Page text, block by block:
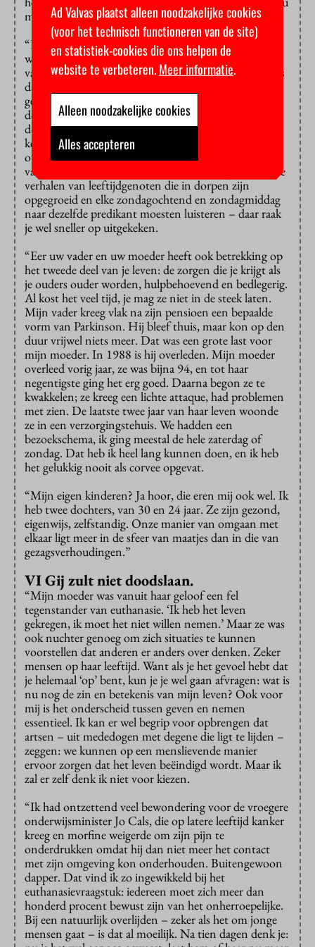
moeten doen.
“Elke zondag maakten mijn broer en ik een lange
wandeling met onze vader, steevast eindigend in een
van de Amsterdamse kerken. Wat het geloof betreft, is
dat misschien wel mijn redding geweest. We werden
geconfronteerd met de echte kanseltijgers van toen:
dominee Overduin die in Dachau had gezeten,
dominee Van Andel, professor Ridderbos, allemaal
keien van predikanten. Bovendien waren er
overwegend prima organisten, en zo’n hele dag met je
vader was alleen al een feest. Als ik dat vergelijk met de
verhalen van leeftijdgenoten die in dorpen zijn
opgegroeid en elke zondagochtend en zondagmiddag
naar dezelfde predikant moesten luisteren – daar raak
je wel sneller op uitgekeken.
“Eer uw vader en uw moeder heeft ook betrekking op
het tweede deel van je leven: de zorgen die je krijgt als
je ouders ouder worden, hulpbehoevend en bedlegerig.
Al kost het veel tijd, je mag ze niet in de steek laten.
Mijn vader kreeg vlak na zijn pensioen een bepaalde
vorm van Parkinson. Hij bleef thuis, maar kon op den
duur vrijwel niets meer. Dat was een grote last voor
mijn moeder. In 1988 is hij overleden. Mijn moeder
overleed vorig jaar, ze was bijna 94, en tot haar
negentigste ging het erg goed. Daarna begon ze te
kwakkelen; ze kreeg een lichte attaque, had problemen
met zien. De laatste twee jaar van haar leven woonde
ze in een verzorgingstehuis. We hadden een
bezoekschema, ik ging meestal de hele zaterdag of
zondag. Dat heb ik heel lang kunnen doen, en ik heb
het gelukkig nooit als corvee opgevat.
“Mijn eigen kinderen? Ja hoor, die eren mij ook wel. Ik
heb twee dochters, van 30 en 24 jaar. Ze zijn gezond,
eigenwijs, zelfstandig. Onze manier van omgaan met
elkaar ligt meer in de sfeer van maatjes dan in die van
gezagsverhoudingen.”
VI Gij zult niet doodslaan.
“Mijn moeder was vanuit haar geloof een fel
tegenstander van euthanasie. ‘Ik heb het leven
gekregen, ik moet het niet willen nemen.’ Maar ze was
ook nuchter genoeg om zich situaties te kunnen
voorstellen dat anderen er anders over denken. Zeker
mensen op haar leeftijd. Want als je het gevoel hebt dat
je helemaal ‘op’ bent, kun je je wel gaan afvragen: wat is
nu nog de zin en betekenis van mijn leven? Ook voor
mij is het onderscheid tussen geven en nemen
essentieel. Ik kan er wel begrip voor opbrengen dat
artsen – uit mededogen met degene die ligt te lijden –
zeggen: we kunnen op een menslievende manier
ervoor zorgen dat het leven beëindigd wordt. Maar ik
zal er zelf denk ik niet voor kiezen.
“Ik had ontzettend veel bewondering voor de vroegere
onderwijsminister Jo Cals, die op latere leeftijd kanker
kreeg en morfine weigerde om zijn pijn te
onderdrukken omdat hij dan niet meer het contact
met zijn omgeving kon onderhouden. Buitengewoon
dapper. Dat vind ik zo ingewikkeld bij het
euthanasievraagstuk: iedereen moet zich meer dan
honderd procent bewust zijn van het onherroepelijke.
Bij een natuurlijk overlijden – zeker als het om jonge
mensen gaat – is dat al moeilijk. Na tien dagen denk je:
Ad Valvas plaatst alleen noodzakelijke cookies
(voor het technisch functioneren van de site)
en statistiek-cookies die ons helpen de
website te verbeteren.Meer informatie.
Alleen noodzakelijke cookies
Alles accepteren